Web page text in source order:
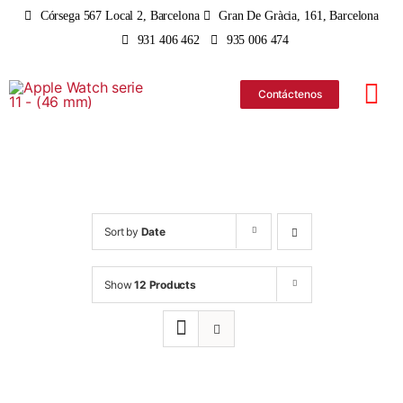
Skip
Córsega 567 Local 2, Barcelona
Gran De Gràcia, 161, Barcelona
931 406 462
935 006 474
Contáctenos
Sort by Date
Show12 Products